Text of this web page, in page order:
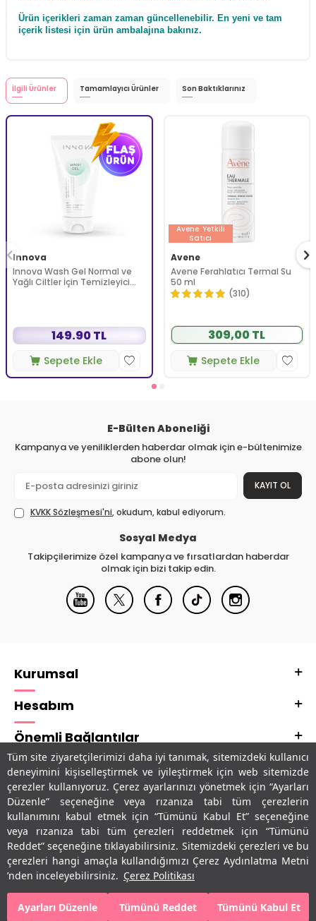
Tüm site ziyaretçilerimizi daha iyi tanımak, sitemizdeki kullanıcı
deneyimini kişiselleştirmek ve iyileştirmek için web sitemizde
çerezler kullanıyoruz. Çerez ayarlarınızı yönetmek için “Ayarları
Düzenle” seçeneğine veya rızanıza tabi tüm çerezlerin
kullanımını kabul etmek için “Tümünü Kabul Et” seçeneğine
veya rızanıza tabi tüm çerezleri reddetmek için “Tümünü
Reddet” seçeneğine tıklayabilirsiniz. Sitemizdeki çerezleri ve bu
çerezleri hangi amaçla kullandığımızı Çerez Aydınlatma Metni
’nden inceleyebilirsiniz. Çerez Politikası
Ayarları Düzenle Tümünü Reddet Tümünü Kabul Et
Ürün içerikleri zaman zaman güncellenebilir. En yeni ve tam
içerik listesi için ürün ambalajına bakınız.
İlgili Ürünler Tamamlayıcı Ürünler Son Baktıklarınız
Innova
Innova Wash Gel Normal ve
Yağlı Ciltler İçin Temizleyici
149.90 TL
Sepete Ekle
Avene Yetkili
Satıcı
Avene
Avene Ferahlatıcı Termal Su
50 ml
(310)
309,00 TL
Sepete Ekle
E-Bülten Aboneliği
Kampanya ve yeniliklerden haberdar olmak için e-bültenimize
abone olun!
KAYIT OL
KVKK Sözleşmesi'ni, okudum, kabul ediyorum.
Sosyal Medya
Takipçilerimize özel kampanya ve fırsatlardan haberdar
olmak için bizi takip edin.
Kurumsal
Hesabım
Önemli Bağlantılar
Adres & İletişim
Uygulamalarımız